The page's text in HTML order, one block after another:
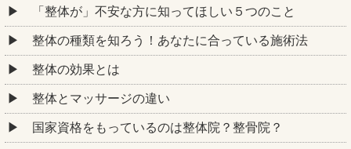
「整体が」不安な方に知ってほしい５つのこと
整体の種類を知ろう！あなたに合っている施術法
整体の効果とは
整体とマッサージの違い
国家資格をもっているのは整体院？整骨院？